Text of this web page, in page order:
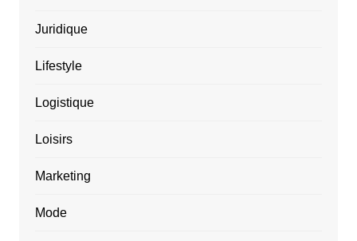
Juridique
Lifestyle
Logistique
Loisirs
Marketing
Mode